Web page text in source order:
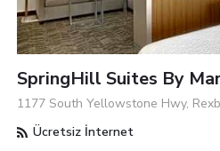
SpringHill Suites By
1177 South Yellowstone Hwy,
Ücretsiz İnternet